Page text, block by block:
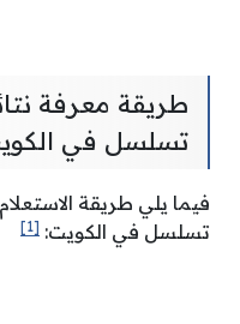
طريقة معرفة
تسلسل في
فيما يلي طريقة
تسلسل في الكويت: [1]